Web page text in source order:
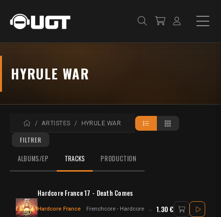
HYRULE WAR
ACCUEIL
ARTISTES HYRULE WAR
FILTRER
ALBUMS/EP TRACKS PRODUCTION
Hardcore France 17 - Death Comes
Hardcore France Frenchcore - Hardcore Frenchcore
1.30 €